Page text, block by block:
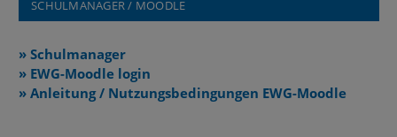
SCHULMANAGER / MOODLE
» Schulmanager
» EWG-Moodle login
» Anleitung / Nutzungsbedingungen EWG-Moodle